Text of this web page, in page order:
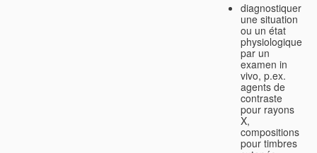
diagnostiquer
une situation
ou un état
physiologique
par un
examen in
vivo, p.ex.
agents de
contraste
pour rayons
X,
compositions
pour timbres